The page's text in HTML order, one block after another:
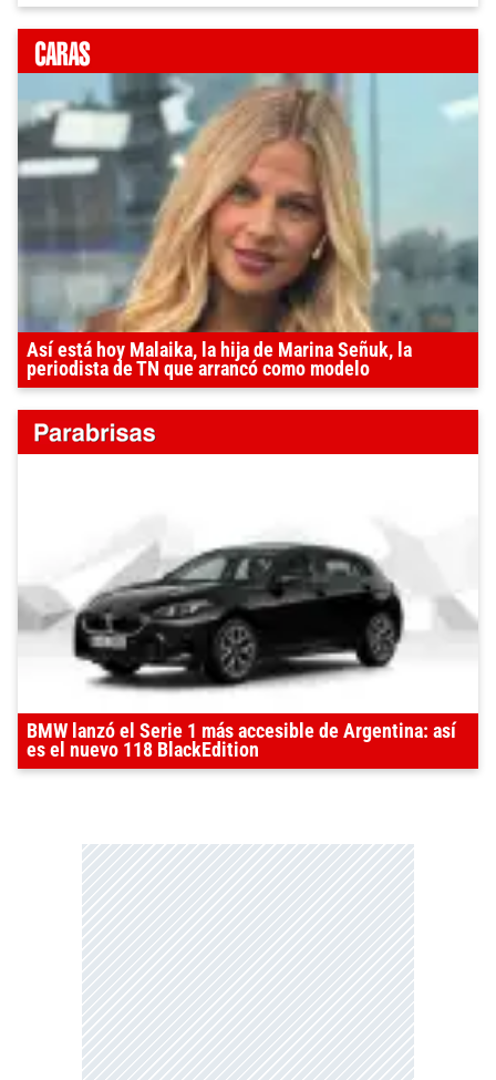
Así está hoy Malaika, la hija de Marina Señuk, la
periodista de TN que arrancó como modelo
BMW lanzó el Serie 1 más accesible de Argentina: así
es el nuevo 118 BlackEdition